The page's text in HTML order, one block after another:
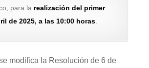
para la realización del primer
de 2025, a las 10:00 horas
modifica la Resolución de 6 de